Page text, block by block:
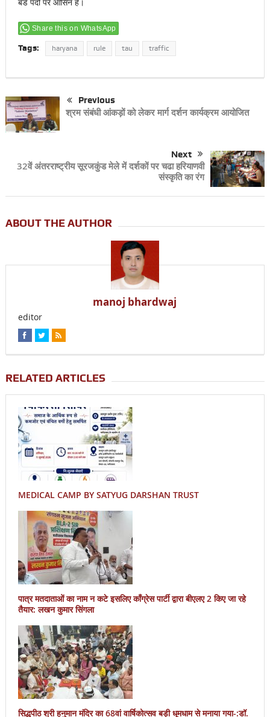
Share this on WhatsApp
Tags: haryana rule tau traffic
Previous
श्रम संबंधी आंकड़ों को लेकर मार्ग दर्शन कार्यक्रम आयोजित
Next
32वें अंतरराष्ट्रीय सूरजकुंड मेले में दर्शकों पर चढा हरियाणवी
संस्कृति का रंग
ABOUT THE AUTHOR
manoj bhardwaj
editor
RELATED ARTICLES
MEDICAL CAMP BY SATYUG DARSHAN TRUST
पात्र मतदाताओं का नाम न कटे इसलिए काँग्रेस पार्टी द्वारा बीएलए 2 किए जा रहे
तैयार: लखन कुमार सिंगला
सिद्धपीठ श्री हनुमान मंदिर का 68वां वार्षिकोत्सव बड़ी धूमधाम से मनाया गया-:डॉ.